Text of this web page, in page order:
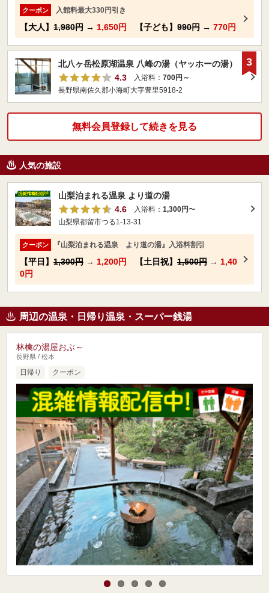
クーポン 入館料最大330円引き
【大人】 1,980円 → 1,650円 【子ども】 990円 → 770円
北八ヶ岳松原湖温泉 八峰の湯（ヤッホーの湯）
4.3
入浴料： 700円～
長野県南佐久郡小海町大字豊里5918-2
3
無料会員登録して続きを見る
人気の施設
山梨泊まれる温泉 より道の湯
4.6
入浴料： 1,300円〜
山梨県都留市つる1-13-31
クーポン 『山梨泊まれる温泉 より道の湯』入浴料割引
【平日】 1,300円 → 1,200円 【土日祝】 1,500円 → 1,40
0円
周辺の温泉・日帰り温泉・スーパー銭湯
林檎の湯屋おぶ～
長野県 / 松本
日帰り クーポン